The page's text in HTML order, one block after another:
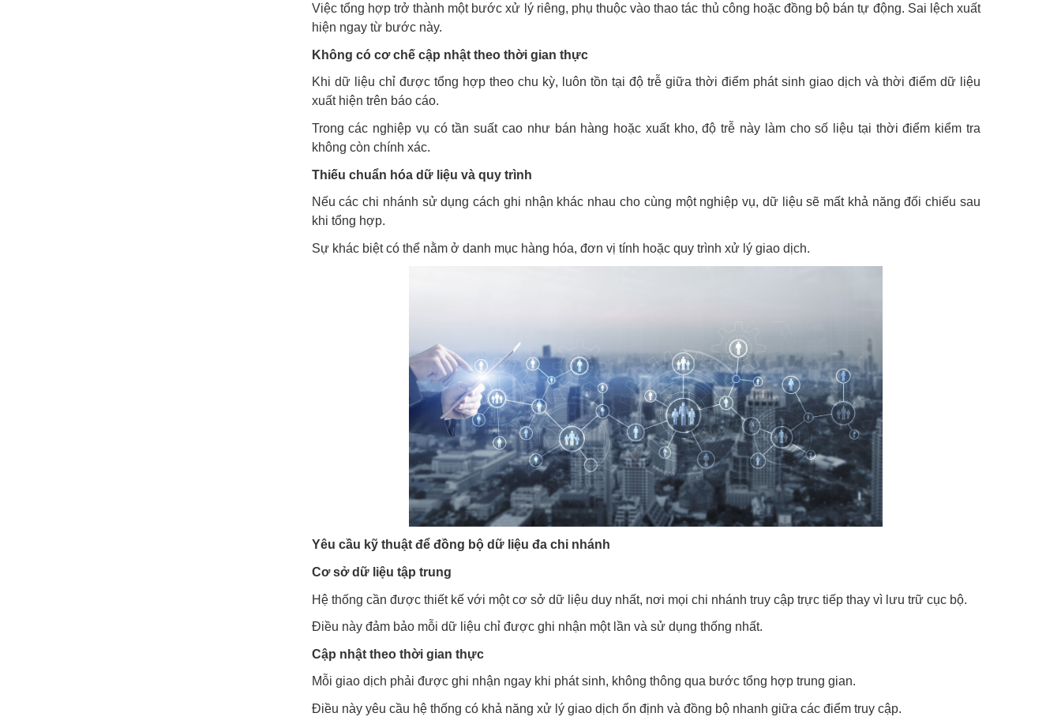
Việc tổng hợp trở thành một bước xử lý riêng, phụ thuộc vào thao tác thủ công hoặc đồng bộ bán tự động. Sai lệch xuất
hiện ngay từ bước này.
Không có cơ chế cập nhật theo thời gian thực
Khi dữ liệu chỉ được tổng hợp theo chu kỳ, luôn tồn tại độ trễ giữa thời điểm phát sinh giao dịch và thời điểm dữ liệu
xuất hiện trên báo cáo.
Trong các nghiệp vụ có tần suất cao như bán hàng hoặc xuất kho, độ trễ này làm cho số liệu tại thời điểm kiểm tra
không còn chính xác.
Thiếu chuẩn hóa dữ liệu và quy trình
Nếu các chi nhánh sử dụng cách ghi nhận khác nhau cho cùng một nghiệp vụ, dữ liệu sẽ mất khả năng đối chiếu sau
khi tổng hợp.
Sự khác biệt có thể nằm ở danh mục hàng hóa, đơn vị tính hoặc quy trình xử lý giao dịch.
Yêu cầu kỹ thuật để đồng bộ dữ liệu đa chi nhánh
Cơ sở dữ liệu tập trung
Hệ thống cần được thiết kế với một cơ sở dữ liệu duy nhất, nơi mọi chi nhánh truy cập trực tiếp thay vì lưu trữ cục bộ.
Điều này đảm bảo mỗi dữ liệu chỉ được ghi nhận một lần và sử dụng thống nhất.
Cập nhật theo thời gian thực
Mỗi giao dịch phải được ghi nhận ngay khi phát sinh, không thông qua bước tổng hợp trung gian.
Điều này yêu cầu hệ thống có khả năng xử lý giao dịch ổn định và đồng bộ nhanh giữa các điểm truy cập.